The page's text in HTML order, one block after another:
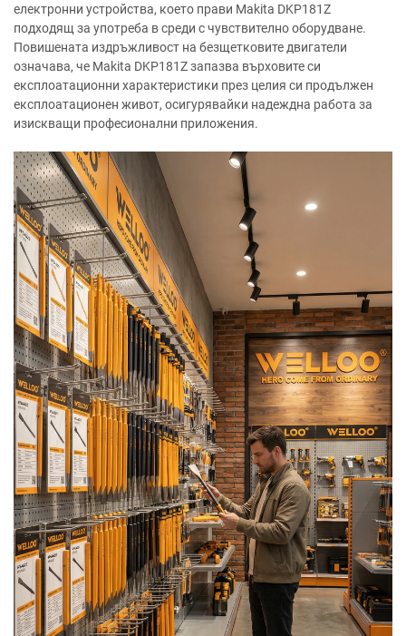
електронни устройства, което прави Makita DKP181Z
подходящ за употреба в среди с чувствително оборудване.
Повишената издръжливост на безщетковите двигатели
означава, че Makita DKP181Z запазва върховите си
експлоатационни характеристики през целия си продължен
експлоатационен живот, осигурявайки надеждна работа за
изискващи професионални приложения.